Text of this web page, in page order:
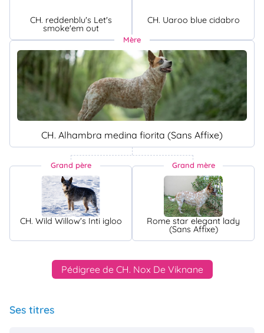
CH. reddenblu's Let's
smoke'em out
CH. Uaroo blue cidabro
Mère
CH. Alhambra medina fiorita (Sans Affixe)
Grand père
CH. Wild Willow's Inti igloo
Grand mère
Rome star elegant lady
(Sans Affixe)
Pédigree de CH. Nox De Viknane
Ses titres